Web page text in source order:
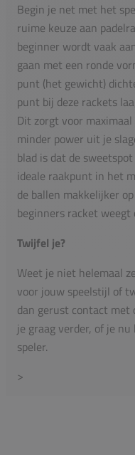
Begin je net met het
ruime keuze aan
beginner wordt vaak
gaan met een ronde
punt (het gewicht)
punt bij deze rackets
Dit zorgt voor
minder power uit je
blad is dat de
ideale raakpunt in het
de ballen makkelijker
beginners racket weegt
Twijfel je?
Weet je niet helemaal
voor jouw speelstijl of
dan gerust contact met
je graag verder, of je
speler.
>